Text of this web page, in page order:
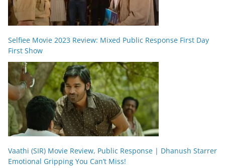
Selfiee Movie 2023 Review: Mixed Public Response First Day
First Show
Vaathi (SIR) Movie Review, Public Response | Dhanush Starrer
Emotional Gripping You Can’t Miss!